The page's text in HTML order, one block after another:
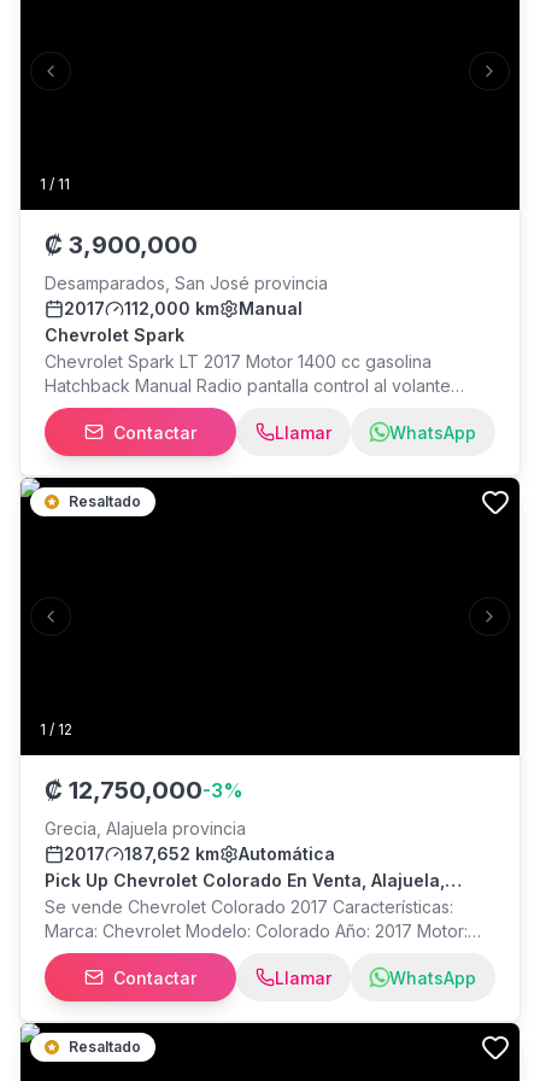
1 / 11
Previous slide Next
₡ 3,900,000
Desamparados, San José provincia
2017
112,000 km
Manual
Chevrolet Spark
Chevrolet Spark LT 2017 Motor 1400 cc gasolina
Hatchback Manual Radio pantalla control al volante
vidrios eléctricos Aros de lujo 112.520 km Garantía Todo
al día Financiamos
Contactar Llamar WhatsApp
1 / 12
Previous slide Next
Resaltado
₡ 12,750,000-3%
Grecia, Alajuela provincia
2017
187,652 km
Automática
Pick Up Chevrolet Colorado En Venta, Alajuela,
Grecia
Se vende Chevrolet Colorado 2017 Características:
Marca: Chevrolet Modelo: Colorado Año: 2017 Motor:
Turbo Diésel Duramax 2.8 Transmisión: Automática
Kilometraje: 187.652 km Condición: Buen estado
Tracción: 4x4 Aire acondicionado Vidrios eléctricos
Lámpara para neblina Pickup reconocido por su
potencia, durabilidad y economía. Cómodo para
Contactar Llamar WhatsApp
Resaltado